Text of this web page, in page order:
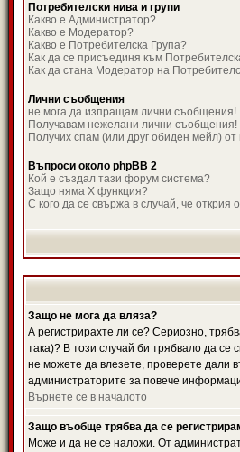
Потребителски нива и групи
Какво е Администратор?
Какво е Модератор?
Какво е Потребителска Група?
Как да се присъединя към
Как да стана Модератор на
Лични съобщения
не мога да изпращам лични съобщения!
Получавам нежелани лични съобщения!
Получих спам (или друг обиден мейл)
Въпроси около phpBB 2
Кой е създал тази форум система?
Защо няма X функция?
С кого да се свържа в случай, че
Защо не мога да вляза?
А регистрирахте ли се? Сериозно,
така)? В този случай би трябвало да се
не можете да влезете, проверете дали
администраторите за повече
Върнете се в началото
Защо въобще трябва да се
Може и да не се наложи. От